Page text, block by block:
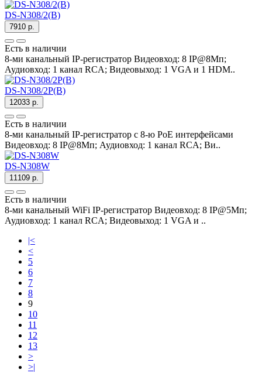
DS-N308/2(B)
7910 р.
Есть в наличии
8-ми канальный IP-регистратор Видеовход: 8 IP@8Мп;
Аудиовход: 1 канал RCA; Видеовыход: 1 VGA и 1 HDM..
DS-N308/2P(B)
12033 р.
Есть в наличии
8-ми канальный IP-регистратор c 8-ю PoE интерфейсами
Видеовход: 8 IP@8Мп; Аудиовход: 1 канал RCA; Ви..
DS-N308W
11109 р.
Есть в наличии
8-ми канальный WiFi IP-регистратор Видеовход: 8 IP@5Мп;
Аудиовход: 1 канал RCA; Видеовыход: 1 VGA и ..
|<
<
5
6
7
8
9
10
11
12
13
>
>|